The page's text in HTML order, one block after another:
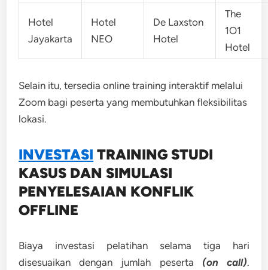
Hotel
Jayakarta
Hotel
NEO
De Laxston
Hotel
The
1O1
Hotel
Selain itu, tersedia online training interaktif melalui
Zoom bagi peserta yang membutuhkan fleksibilitas
lokasi.
INVESTASI TRAININGSTUDI
KASUS DAN SIMULASI
PENYELESAIAN KONFLIK
OFFLINE
Biaya investasi pelatihan selama tiga hari
disesuaikan dengan jumlah peserta (on call).